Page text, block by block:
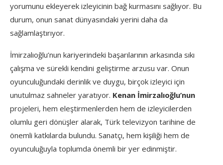
yorumunu ekleyerek izleyicinin bağ kurmasını sağlıyor. Bu
durum, onun sanat dünyasındaki yerini daha da
sağlamlaştırıyor.
İmirzalıoğlu’nun kariyerindeki başarılarının arkasında sıkı
çalışma ve sürekli kendini geliştirme arzusu var. Onun
oyunculuğundaki derinlik ve duygu, birçok izleyici için
unutulmaz sahneler yaratıyor. Kenan İmirzalıoğlu’nun
projeleri, hem eleştirmenlerden hem de izleyicilerden
olumlu geri dönüşler alarak, Türk televizyon tarihine de
önemli katkılarda bulundu. Sanatçı, hem kişiliği hem de
oyunculuğuyla toplumda önemli bir yer edinmiştir.